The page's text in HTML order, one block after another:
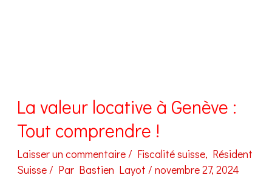
La valeur locative à Genève :
Tout comprendre !
Laisser un commentaire/ Fiscalité suisse, Résident
Suisse/ Par Bastien Layot / novembre 27, 2024